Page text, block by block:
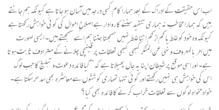
اب اس حقیقت کے ادراک کے بعد ہمارا کام کسی درجہ میں آسان ہو جاتا ہے کیونکہ ہم جانتے
ہیں کہ ہمارا مخاطب نہ ہماری تنقید سننے کا روادار ہے اصلاحِ احوال کی کوئی خواہش رکھتا ہے
کیونکہ وہ خود کو غلط یا کم از کم اتنا غلط نہیں سمجھتا جتنا ہم اسے سمجھتے ہیں۔ ایسی صورت
میں امر با لمعروف و نہی عن المنکر کبھی کبھی تعلقات پر قینچی چلانے کے مترادف ثابت ہوتا
ہے۔ اور اسی موقع پر شیطان اپنا یہ جال پھیلاتا ہے کہ “کیا فائدہ دعوت و تبلیغ کا جب لوگ
اس کی خواہش ہی نہیں رکھتے اور کوئی تنہا تمھاری کوششوں سے معاشرہ بھی سدھر سکتا ہے۔
خواہ مخواہ لوگوں سے تعلقات خراب کرنے کا فائدہ بھی کیا؟